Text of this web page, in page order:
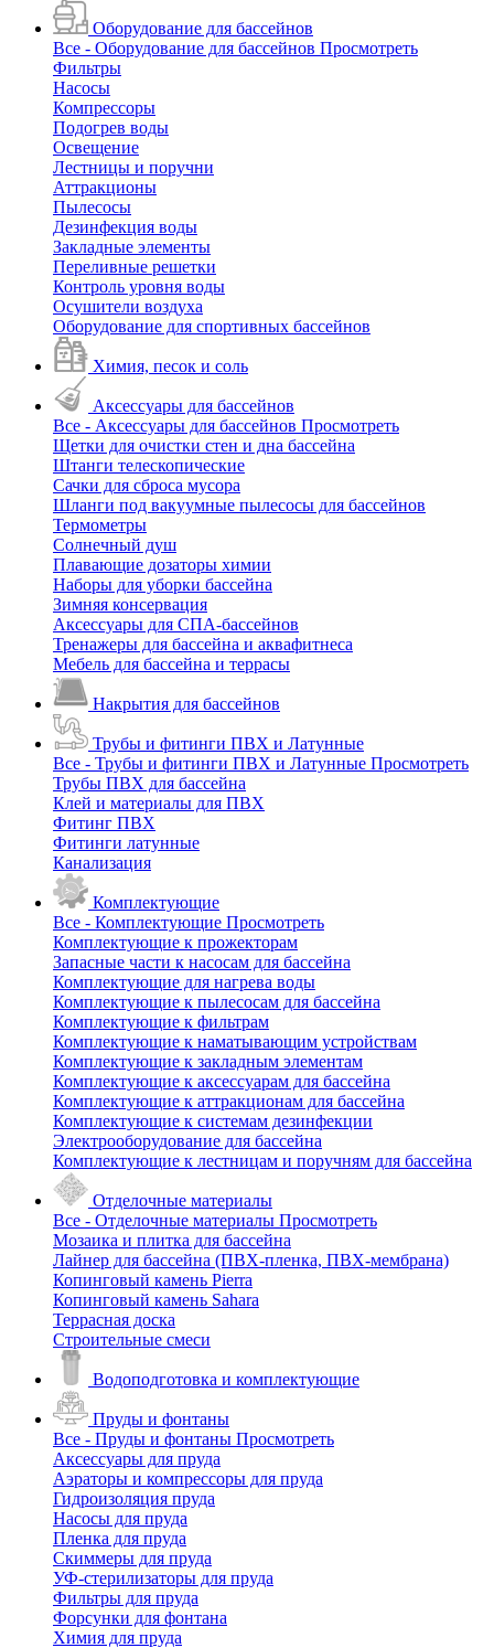
Оборудование для бассейнов
Все - Оборудование для бассейнов Просмотреть
Фильтры
Насосы
Компрессоры
Подогрев воды
Освещение
Лестницы и поручни
Аттракционы
Пылесосы
Дезинфекция воды
Закладные элементы
Переливные решетки
Контроль уровня воды
Осушители воздуха
Оборудование для спортивных бассейнов
Химия, песок и соль
Аксессуары для бассейнов
Все - Аксессуары для бассейнов Просмотреть
Щетки для очистки стен и дна бассейна
Штанги телескопические
Сачки для сброса мусора
Шланги под вакуумные пылесосы для бассейнов
Термометры
Солнечный душ
Плавающие дозаторы химии
Наборы для уборки бассейна
Зимняя консервация
Аксессуары для СПА-бассейнов
Тренажеры для бассейна и аквафитнеса
Мебель для бассейна и террасы
Накрытия для бассейнов
Трубы и фитинги ПВХ и Латунные
Все - Трубы и фитинги ПВХ и Латунные Просмотреть
Трубы ПВХ для бассейна
Клей и материалы для ПВХ
Фитинг ПВХ
Фитинги латунные
Канализация
Комплектующие
Все - Комплектующие Просмотреть
Комплектующие к прожекторам
Запасные части к насосам для бассейна
Комплектующие для нагрева воды
Комплектующие к пылесосам для бассейна
Комплектующие к фильтрам
Комплектующие к наматывающим устройствам
Комплектующие к закладным элементам
Комплектующие к аксессуарам для бассейна
Комплектующие к аттракционам для бассейна
Комплектующие к системам дезинфекции
Электрооборудование для бассейна
Комплектующие к лестницам и поручням для бассейна
Отделочные материалы
Все - Отделочные материалы Просмотреть
Мозаика и плитка для бассейна
Лайнер для бассейна (ПВХ-пленка, ПВХ-мембрана)
Копинговый камень Pierra
Копинговый камень Sahara
Террасная доска
Строительные смеси
Водоподготовка и комплектующие
Пруды и фонтаны
Все - Пруды и фонтаны Просмотреть
Аксессуары для пруда
Аэраторы и компрессоры для пруда
Гидроизоляция пруда
Насосы для пруда
Пленка для пруда
Скиммеры для пруда
УФ-стерилизаторы для пруда
Фильтры для пруда
Форсунки для фонтана
Химия для пруда